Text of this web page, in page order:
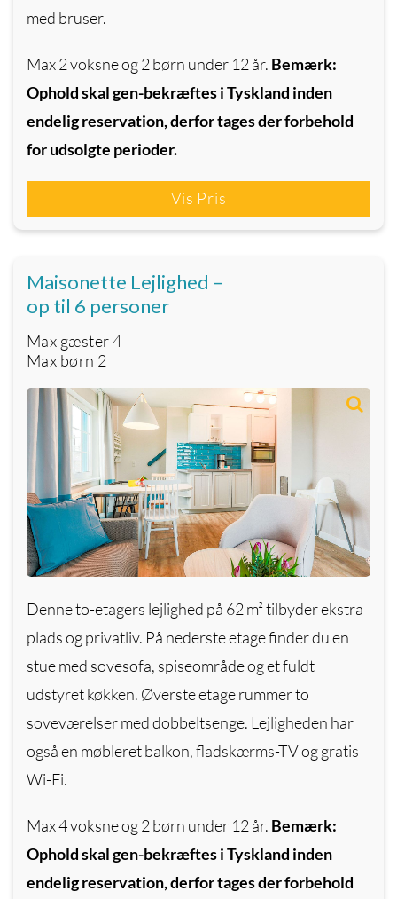
med bruser.
Max 2 voksne og 2 børn under 12 år. Bemærk:
Ophold skal gen-bekræftes i Tyskland inden
endelig reservation, derfor tages der forbehold
for udsolgte perioder.
Vis Pris
Maisonette Lejlighed –
op til 6 personer
Max gæster4
Max børn 2
Denne to-etagers lejlighed på 62 m² tilbyder ekstra
plads og privatliv. På nederste etage finder du en
stue med sovesofa, spiseområde og et fuldt
udstyret køkken. Øverste etage rummer to
soveværelser med dobbeltsenge. Lejligheden har
også en møbleret balkon, fladskærms-TV og gratis
Wi-Fi.
Max 4 voksne og 2 børn under 12 år. Bemærk:
Ophold skal gen-bekræftes i Tyskland inden
endelig reservation, derfor tages der forbehold